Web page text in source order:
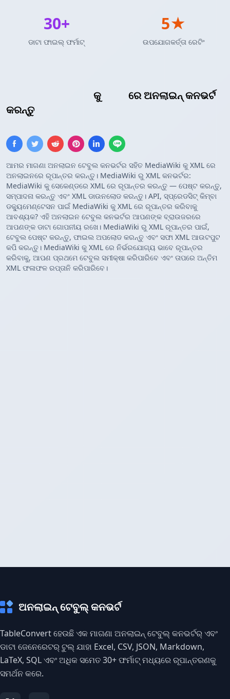
କୁ
ରେ ଅନଲାଇନ୍ କନଭର୍ଟ
କରନ୍ତୁ
ଆମର ମାଗଣା ଅନଲାଇନ ଟେବୁଲ କନଭର୍ଟର ସହିତ MediaWiki କୁ XML ରେ
ଅନଲାଇନରେ ରୂପାନ୍ତର କରନ୍ତୁ। MediaWiki ରୁ XML କନଭର୍ଟର:
MediaWiki କୁ ସେକେଣ୍ଡରେ XML ରେ ରୂପାନ୍ତର କରନ୍ତୁ — ପେଷ୍ଟ କରନ୍ତୁ,
ସମ୍ପାଦନା କରନ୍ତୁ ଏବଂ XML ଡାଉନଲୋଡ କରନ୍ତୁ। API, ସ୍ପ୍ରେଡସିଟ୍ କିମ୍ବା
ଡକ୍ୟୁମେଣ୍ଟେସନ ପାଇଁ MediaWiki କୁ XML ରେ ରୂପାନ୍ତର କରିବାକୁ
ଆବଶ୍ୟକ? ଏହି ଅନଲାଇନ ଟେବୁଲ କନଭର୍ଟର ଆପଣଙ୍କ ବ୍ରାଉଜରରେ
ଆପଣଙ୍କ ଡାଟା ଗୋପନୀୟ ରଖେ। MediaWiki ରୁ XML ରୂପାନ୍ତର ପାଇଁ,
ଟେବୁଲ ପେଷ୍ଟ କରନ୍ତୁ, ଫାଇଲ ଅପଲୋଡ କରନ୍ତୁ ଏବଂ ସଫା XML ଆଉଟପୁଟ
କପି କରନ୍ତୁ। MediaWiki କୁ XML ରେ ନିର୍ଭରଯୋଗ୍ୟ ଭାବେ ରୂପାନ୍ତର
କରିବାକୁ, ଆପଣ ପ୍ରଥମେ ଟେବୁଲ ସମୀକ୍ଷା କରିପାରିବେ ଏବଂ ତାପରେ ଅନ୍ତିମ
XML ଫଳାଫଳ ରପ୍ତାନି କରିପାରିବେ।
30+
ଡାଟା ଫାଇଲ୍ ଫର୍ମାଟ୍
5★
ଉପଯୋଗକର୍ତ୍ତା ରେଟିଂ
ଅନଲାଇନ୍ ଟେବୁଲ୍ କନଭର୍ଟ
TableConvert ହେଉଛି ଏକ ମାଗଣା ଅନଲାଇନ୍ ଟେବୁଲ୍ କନଭର୍ଟର୍ ଏବଂ
ଡାଟା ଜେନେରେଟର୍ ଟୁଲ୍ ଯାହା Excel, CSV, JSON, Markdown,
LaTeX, SQL ଏବଂ ଅଧିକ ସମେତ 30+ ଫର୍ମାଟ୍ ମଧ୍ୟରେ ରୂପାନ୍ତରଣକୁ
ସମର୍ଥନ କରେ.